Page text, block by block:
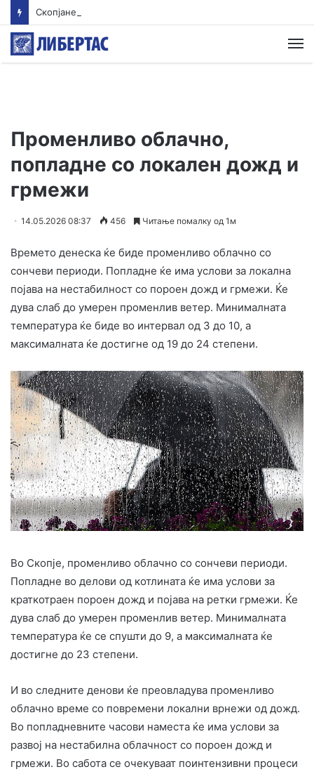
Променливо облачно,
попладне со локален дожд и
грмежи
14.05.2026 08:37 456 Читање помалку од 1м
Времето денеска ќе биде променливо облачно со
сончеви периоди. Попладне ќе има услови за локална
појава на нестабилност со пороен дожд и грмежи. Ќе
дува слаб до умерен променлив ветер. Минималната
температура ќе биде во интервал од 3 до 10, а
максималната ќе достигне од 19 до 24 степени.
Во Скопје, променливо облачно со сончеви периоди.
Попладне во делови од котлината ќе има услови за
краткотраен пороен дожд и појава на ретки грмежи. Ќе
дува слаб до умерен променлив ветер. Минималната
температура ќе се спушти до 9, а максималната ќе
достигне до 23 степени.
И во следните денови ќе преовладува променливо
облачно време со повремени локални врнежи од дожд.
Во попладневните часови наместа ќе има услови за
развој на нестабилна облачност со пороен дожд и
грмежи. Во сабота се очекуваат поинтензивни процеси